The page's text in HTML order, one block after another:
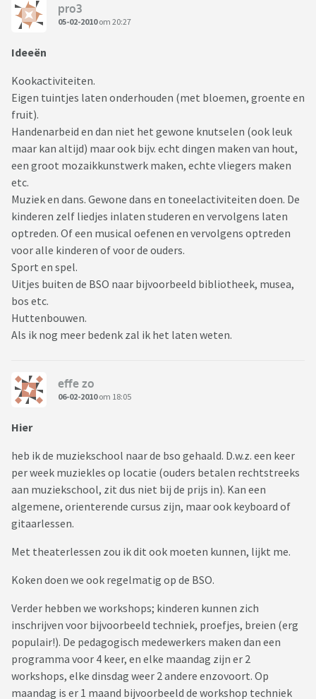
pro3
05-02-2010om 20:27
Ideeën
Kookactiviteiten.
Eigen tuintjes laten onderhouden (met bloemen, groente en
fruit).
Handenarbeid en dan niet het gewone knutselen (ook leuk
maar kan altijd) maar ook bijv. echt dingen maken van hout,
een groot mozaikkunstwerk maken, echte vliegers maken
etc.
Muziek en dans. Gewone dans en toneelactiviteiten doen. De
kinderen zelf liedjes inlaten studeren en vervolgens laten
optreden. Of een musical oefenen en vervolgens optreden
voor alle kinderen of voor de ouders.
Sport en spel.
Uitjes buiten de BSO naar bijvoorbeeld bibliotheek, musea,
bos etc.
Huttenbouwen.
Als ik nog meer bedenk zal ik het laten weten.
effe zo
06-02-2010om 18:05
Hier
heb ik de muziekschool naar de bso gehaald. D.w.z. een keer
per week muziekles op locatie (ouders betalen rechtstreeks
aan muziekschool, zit dus niet bij de prijs in). Kan een
algemene, orienterende cursus zijn, maar ook keyboard of
gitaarlessen.
Met theaterlessen zou ik dit ook moeten kunnen, lijkt me.
Koken doen we ook regelmatig op de BSO.
Verder hebben we workshops; kinderen kunnen zich
inschrijven voor bijvoorbeeld techniek, proefjes, breien (erg
populair!). De pedagogisch medewerkers maken dan een
programma voor 4 keer, en elke maandag zijn er 2
workshops, elke dinsdag weer 2 andere enzovoort. Op
maandag is er 1 maand bijvoorbeeld de workshop techniek